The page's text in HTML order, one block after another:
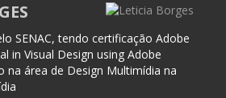
SENAC, tendo certificação Adobe
in Visual Design using Adobe
na área de Design Multimídia na